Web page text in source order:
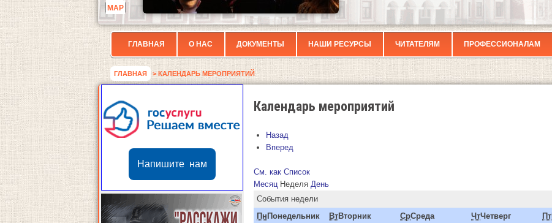
МАР
ГЛАВНАЯ О НАС ДОКУМЕНТЫ НАШИ РЕСУРСЫ ЧИТАТЕЛЯМ ПРОФЕССИОНАЛАМ
ГЛАВНАЯ > КАЛЕНДАРЬ МЕРОПРИЯТИЙ
Напишите нам
Календарь мероприятий
Назад
Вперед
См. как Список
Месяц Неделя День
События недели
Пн Понедельник ВтВторник СрСреда ЧтЧетверг Пт